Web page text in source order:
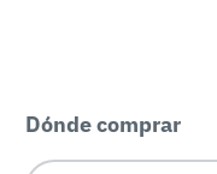
Dónde comprar